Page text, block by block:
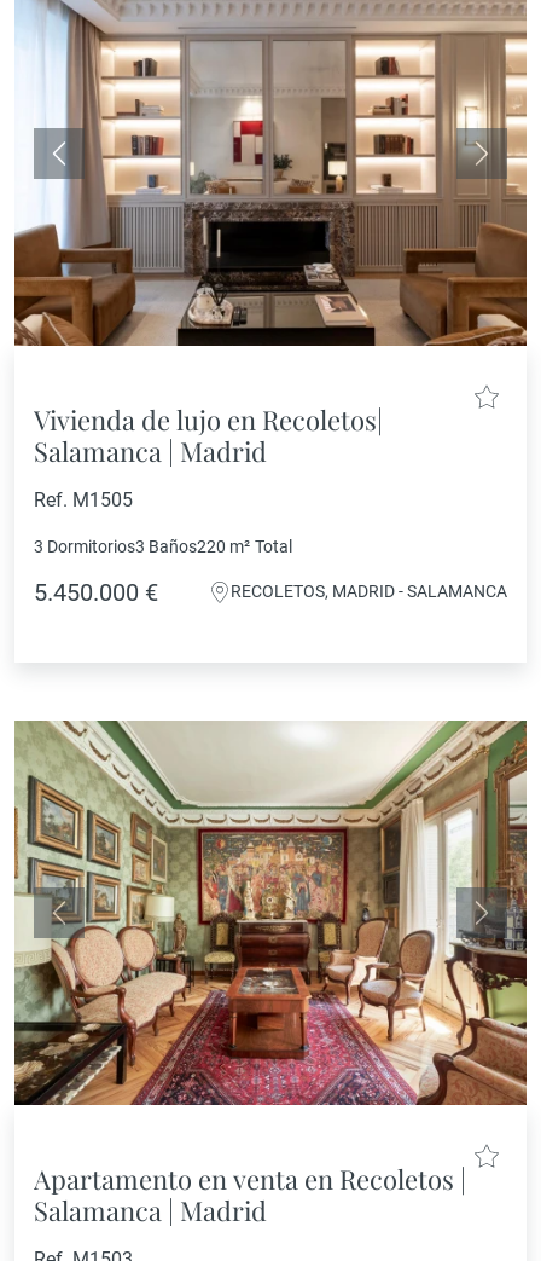
Anterior
Vivienda de lujo en Recoletos|
Salamanca | Madrid
Ref. M1505
3 Dormitorios3 Baños220 m² Total
5.450.000 € RECOLETOS, MADRID - SALAMANCA
Anterior
Apartamento en venta en Recoletos |
Salamanca | Madrid